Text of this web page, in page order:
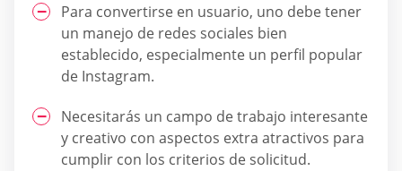
Para convertirse en usuario, uno debe tener
un manejo de redes sociales bien
establecido, especialmente un perfil popular
de Instagram.
Necesitarás un campo de trabajo interesante
y creativo con aspectos extra atractivos para
cumplir con los criterios de solicitud.